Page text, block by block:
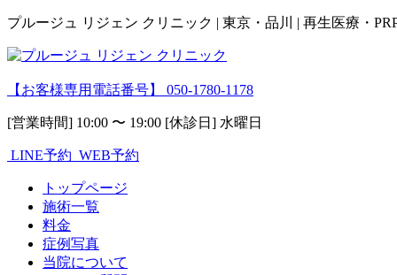
プルージュ リジェン クリニック | 東京・品川 | 再生医療・
【お客様専用電話番号】 050-1780-1178
[営業時間] 10:00 〜 19:00 [休診日] 水曜日
LINE予約 WEB予約
トップページ
施術一覧
料金
症例写真
当院について